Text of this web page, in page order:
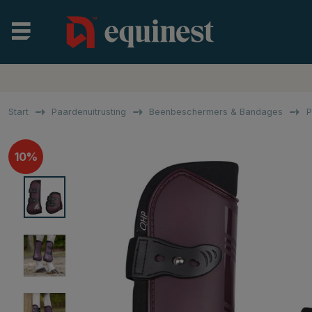
Start Paardenuitrusting Beenbeschermers & Bandages
10%